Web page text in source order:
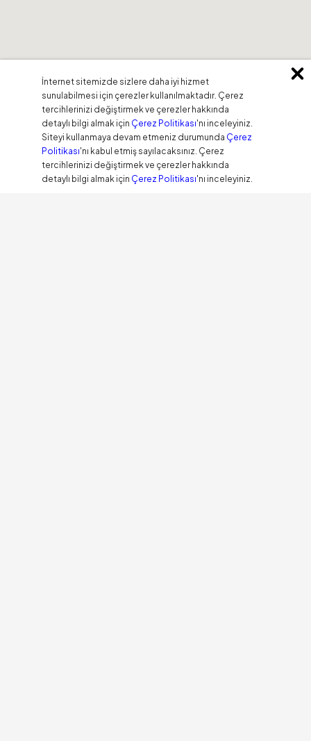
İnternet sitemizde sizlere daha iyi hizmet
sunulabilmesi için çerezler kullanılmaktadır. Çerez
tercihlerinizi değiştirmek ve çerezler hakkında
detaylı bilgi almak için Çerez Politikası'nı inceleyiniz.
Siteyi kullanmaya devam etmeniz durumunda Çerez
Politikası'nı kabul etmiş sayılacaksınız. Çerez
tercihlerinizi değiştirmek ve çerezler hakkında
detaylı bilgi almak için Çerez Politikası'nı inceleyiniz.